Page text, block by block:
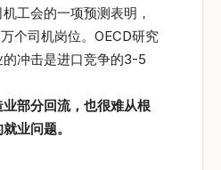
工会的一项预测表明，
个司机岗位。OECD研究
冲击是进口竞争的3-5
业部分回流，也很难从根
业问题。